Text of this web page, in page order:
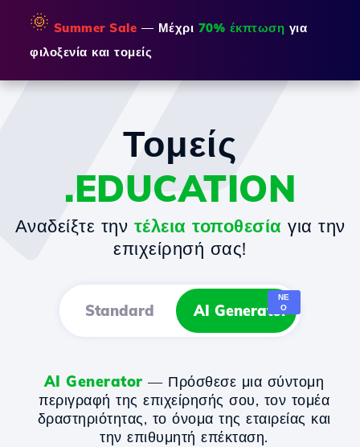
🌞 Summer Sale — Μέχρι 70% έκπτωση για
φιλοξενία και τομείς
Τομείς
.EDUCATION
Αναδείξτε την τέλεια τοποθεσία για την
επιχείρησή σας!
Standard AI Generator
ΝΈ
Ο
AI Generator — Πρόσθεσε μια σύντομη
περιγραφή της επιχείρησής σου, τον τομέα
δραστηριότητας, το όνομα της εταιρείας και
την επιθυμητή επέκταση.